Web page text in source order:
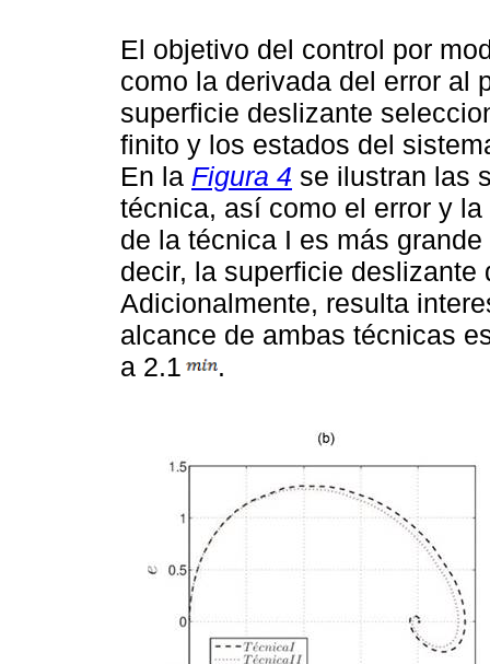
El objetivo del control por
como la derivada del error al
superficie deslizante
finito y los estados del
En la Figura 4 se ilustran las
técnica, así como el error y
de la técnica I es más
decir, la superficie
Adicionalmente, resulta
alcance de ambas técnicas
a 2.1
.